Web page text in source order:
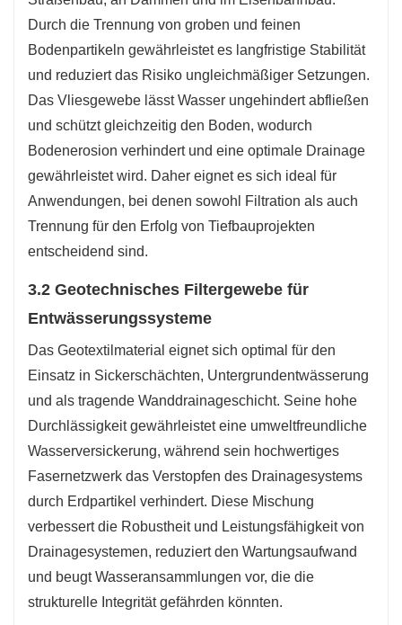
Durch die Trennung von groben und feinen
Bodenpartikeln gewährleistet es langfristige Stabilität
und reduziert das Risiko ungleichmäßiger Setzungen.
Das Vliesgewebe lässt Wasser ungehindert abfließen
und schützt gleichzeitig den Boden, wodurch
Bodenerosion verhindert und eine optimale Drainage
gewährleistet wird. Daher eignet es sich ideal für
Anwendungen, bei denen sowohl Filtration als auch
Trennung für den Erfolg von Tiefbauprojekten
entscheidend sind.
3.2 Geotechnisches Filtergewebe für
Entwässerungssysteme
Das Geotextilmaterial eignet sich optimal für den
Einsatz in Sickerschächten, Untergrundentwässerung
und als tragende Wanddrainageschicht. Seine hohe
Durchlässigkeit gewährleistet eine umweltfreundliche
Wasserversickerung, während sein hochwertiges
Fasernetzwerk das Verstopfen des Drainagesystems
durch Erdpartikel verhindert. Diese Mischung
verbessert die Robustheit und Leistungsfähigkeit von
Drainagesystemen, reduziert den Wartungsaufwand
und beugt Wasseransammlungen vor, die die
strukturelle Integrität gefährden könnten.